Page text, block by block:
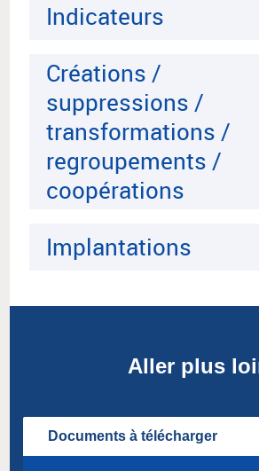
Indicateurs
Créations /
suppressions /
transformations /
regroupements /
coopérations
Implantations
Aller plus
Documents à télécharger